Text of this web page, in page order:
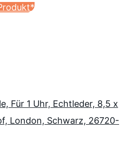
Für 1 Uhr, Echtleder, 8,5 x
London, Schwarz, 26720-